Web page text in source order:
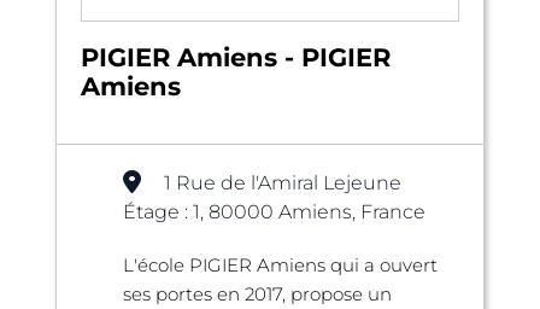
PIGIER Amiens - PIGIER
Amiens
1 Rue de l'Amiral Lejeune
Étage : 1, 80000 Amiens, France
L'école PIGIER Amiens qui a ouvert
ses portes en 2017, propose un